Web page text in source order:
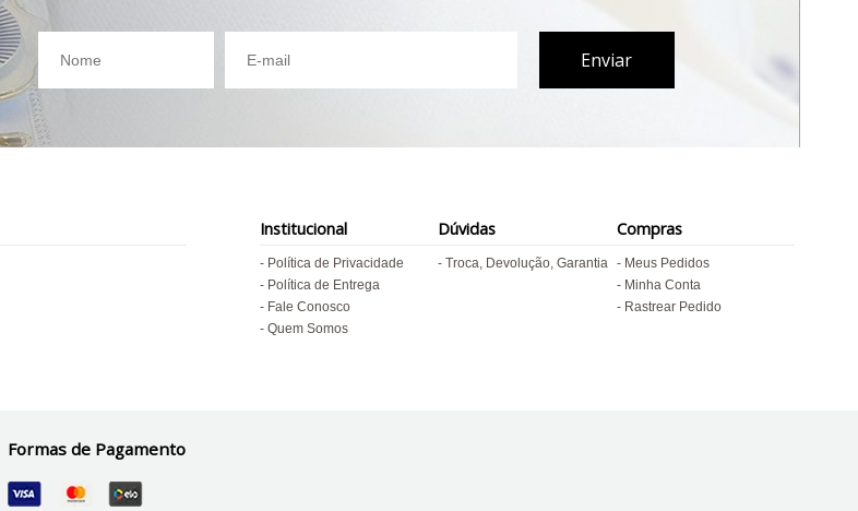
Institucional
Política de Privacidade
Política de Entrega
Fale Conosco
Quem Somos
Dúvidas
Troca, Devolução, Garantia
Compras
Meus Pedidos
Minha Conta
Rastrear Pedido
Formas de Pagamento